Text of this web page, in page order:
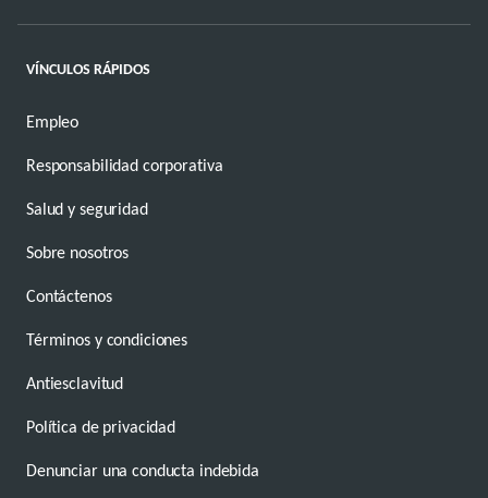
VÍNCULOS RÁPIDOS
Empleo
Responsabilidad corporativa
Salud y seguridad
Sobre nosotros
Contáctenos
Términos y condiciones
Antiesclavitud
Política de privacidad
Denunciar una conducta indebida